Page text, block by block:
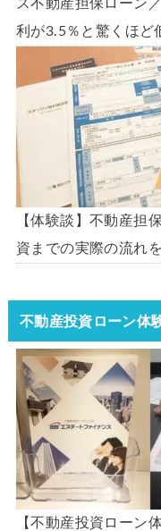
ス不動産担保ローン
利が3.5％と驚くほど
【体験談】不動産担
資までの実際の流れ
不動産投資ローン体
【不動産投資ローン